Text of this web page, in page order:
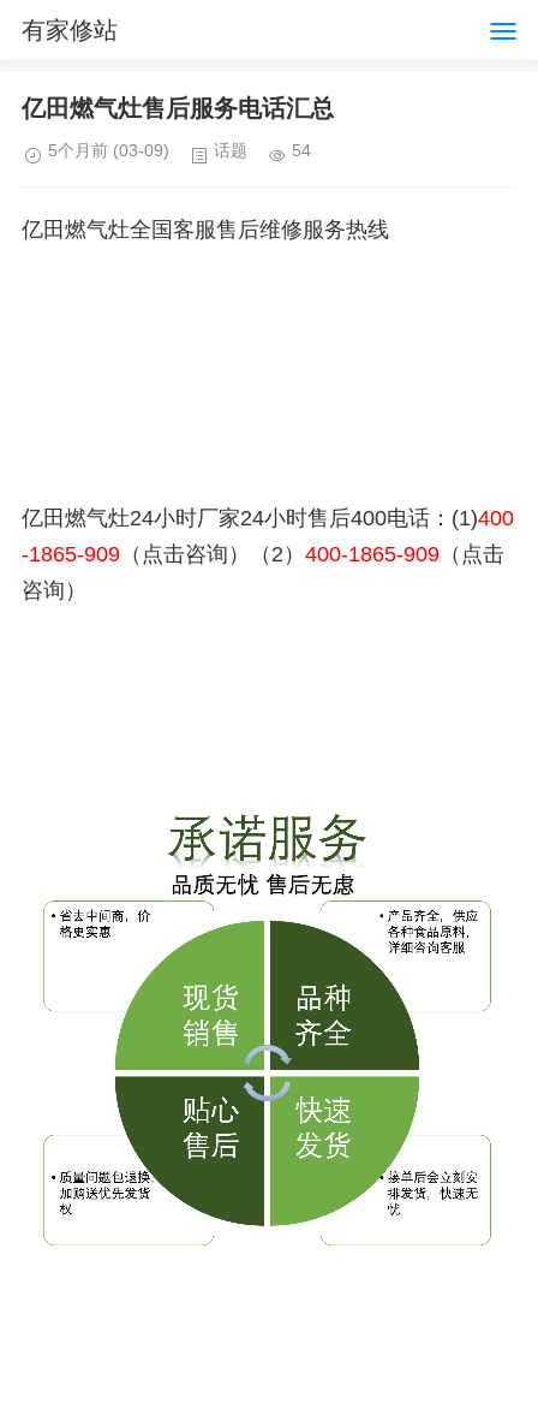
有家修站
亿田燃气灶售后服务电话汇总
5个月前 (03-09) 话题 54
亿田燃气灶全国客服售后维修服务热线
亿田燃气灶24小时厂家24小时售后400电话：(1)400
-1865-909 （点击咨询）（2） 400-1865-909 （点击
咨询）